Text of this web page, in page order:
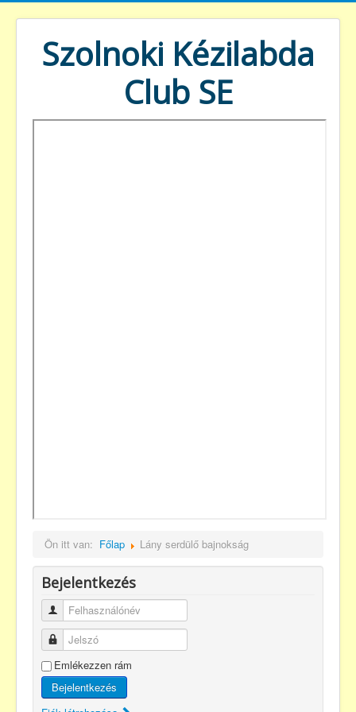
Szolnoki Kézilabda
Club SE
Ön itt van: Főlap Lány serdülő bajnokság
Bejelentkezés
Felhasználónév
Jelszó
Emlékezzen rám
Bejelentkezés